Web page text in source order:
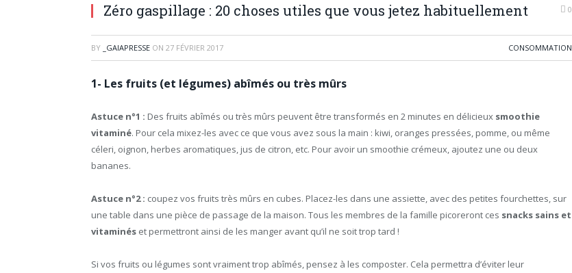
Zéro gaspillage : 20 choses utiles que vous jetez habituellement 0
BY _GAIAPRESSE ON 27 FÉVRIER 2017 CONSOMMATION
1- Les fruits (et légumes) abîmés ou très mûrs
Astuce n°1 : Des fruits abîmés ou très mûrs peuvent être transformés en 2 minutes en délicieux smoothie
vitaminé. Pour cela mixez-les avec ce que vous avez sous la main : kiwi, oranges pressées, pomme, ou même
céleri, oignon, herbes aromatiques, jus de citron, etc. Pour avoir un smoothie crémeux, ajoutez une ou deux
bananes.
Astuce n°2 : coupez vos fruits très mûrs en cubes. Placez-les dans une assiette, avec des petites fourchettes, sur
une table dans une pièce de passage de la maison. Tous les membres de la famille picoreront ces snacks sains et
vitaminés et permettront ainsi de les manger avant qu’il ne soit trop tard !
Si vos fruits ou légumes sont vraiment trop abîmés, pensez à les composter. Cela permettra d’éviter leur